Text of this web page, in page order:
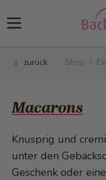
zurück Shop /
Macarons
Knusprig und
unter den
Geschenk oder